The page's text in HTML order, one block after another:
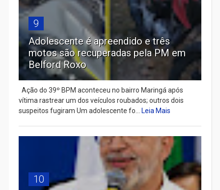
9
Adolescente é apreendido e três
motos são recuperadas pela PM em
Belford Roxo
Ação do 39º BPM aconteceu no bairro Maringá após
vítima rastrear um dos veículos roubados; outros dois
suspeitos fugiram Um adolescente fo... Leia Mais
10